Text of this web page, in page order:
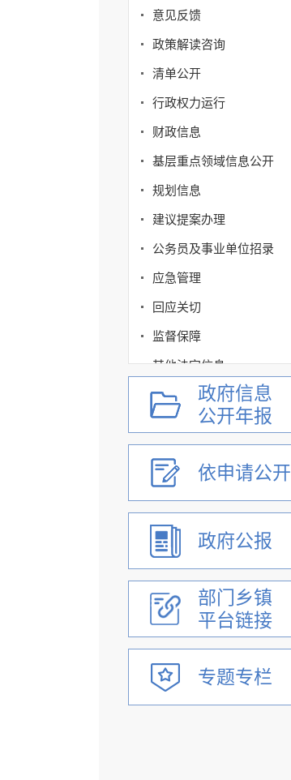
意见反馈
政策解读咨询
清单公开
行政权力运行
财政信息
基层重点领域信息公开
规划信息
建议提案办理
公务员及事业单位招录
应急管理
回应关切
监督保障
其他法定信息
政府信息
公开年报
依申请公开
政府公报
部门乡镇
平台链接
专题专栏